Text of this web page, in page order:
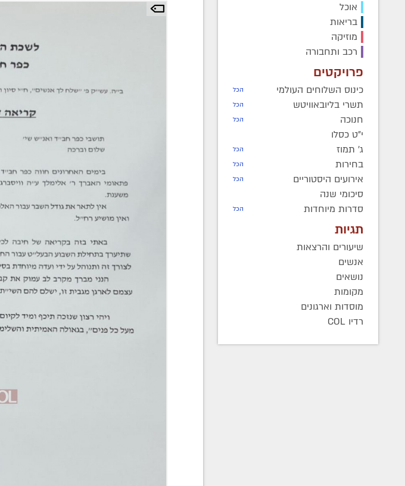
אוכל
בריאות
מוזיקה
רכב ותחבורה
פרויקטים
כינוס השלוחים העולמי הכל
תשרי בליובאוויטש הכל
חנוכה הכל
י"ט כסלו
ג' תמוז
הכל
בחירות הכל
אירועים היסטוריים הכל
סיכומי שנה
סדרות מיוחדות
הכל
תגיות
שיעורים והרצאות
אנשים
נושאים
מקומות
מוסדות וארגונים
רדיו COL